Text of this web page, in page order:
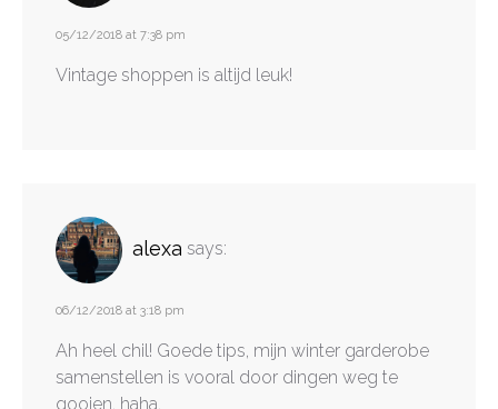
05/12/2018 at 7:38 pm
Vintage shoppen is altijd leuk!
alexa says:
06/12/2018 at 3:18 pm
Ah heel chil! Goede tips, mijn winter garderobe
samenstellen is vooral door dingen weg te
gooien, haha.